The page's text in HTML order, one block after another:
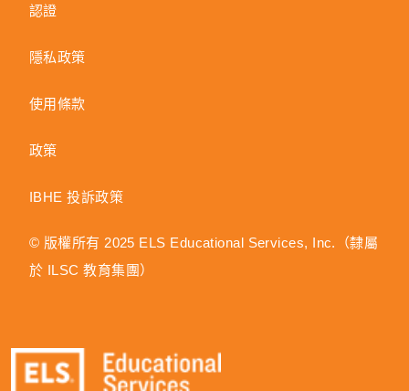
認證
隱私政策
使用條款
政策
IBHE 投訴政策
© 版權所有 2025 ELS Educational Services, Inc.（隸屬
於 ILSC 教育集團）